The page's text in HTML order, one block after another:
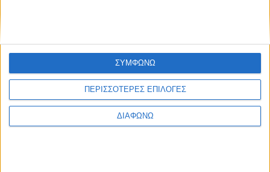
ΠΕΡΙΣΣΟΤΕΡΕΣ ΕΠΙΛΟΓΕΣ
ΔΙΑΦΩΝΩ
ΣΥΜΦΩΝΩ
Φυτικά Εναλλακτικά
Gourmet: θρέψη και
απόλαυση σε κάθε
γεύμα!